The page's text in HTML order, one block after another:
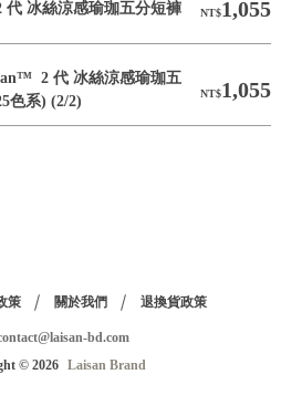
NT$1,055
冰絲涼感瑜珈五分短褲
NT$1,055
2 代 冰絲涼感瑜珈五
色系) (2/2)
策 關於我們 退換貨政策
bd.com
© 2026 Laisan Brand